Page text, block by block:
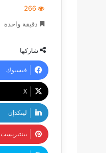
266
دقيقة واحدة
شاركها
فيسبوك
‫X
لينكدإن
بينتيريست